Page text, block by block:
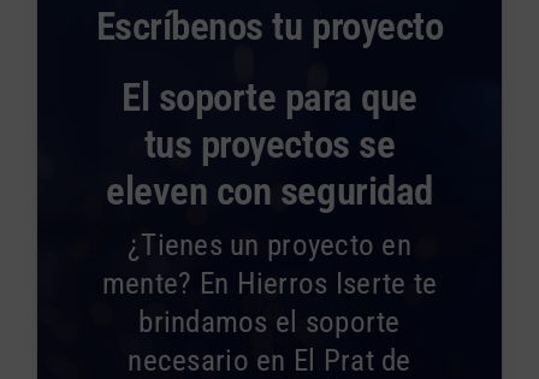
Escríbenos tu proyecto
El soporte para que
tus proyectos se
eleven con seguridad
¿Tienes un proyecto en
mente? En Hierros Iserte te
brindamos el soporte
necesario en El Prat de